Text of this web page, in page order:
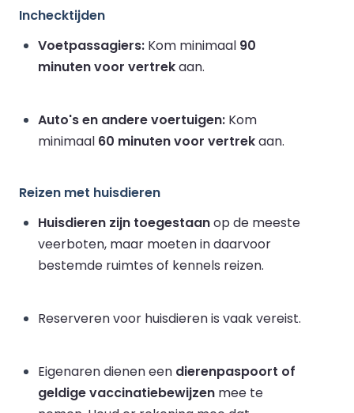
Inchecktijden
Voetpassagiers: Kom minimaal 90
minuten voor vertrekaan.
Auto's en andere voertuigen: Kom
minimaal 60 minuten voor vertrekaan.
Reizen met huisdieren
Huisdieren zijn toegestaanop de meeste
veerboten, maar moeten in daarvoor
bestemde ruimtes of kennels reizen.
Reserveren voor huisdieren is vaak vereist.
Eigenaren dienen een dierenpaspoort of
geldige vaccinatiebewijzen mee te